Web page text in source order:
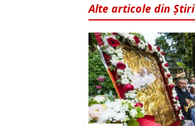
Alte articole din Știri